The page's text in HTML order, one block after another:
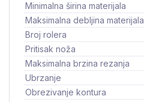
Minimalna širina materijala
Maksimalna debljina materijala
Broj rolera
Pritisak noža
Maksimalna brzina rezanja
Ubrzanje
Obrezivanje kontura